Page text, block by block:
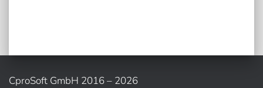
CproSoft GmbH 2016 – 2026